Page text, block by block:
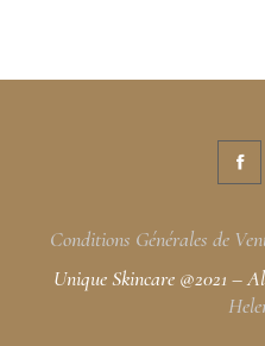
Conditions Générales de
Unique Skincare @2021 –